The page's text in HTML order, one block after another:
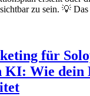
zu sein. 💡
für
KI: Wie dein